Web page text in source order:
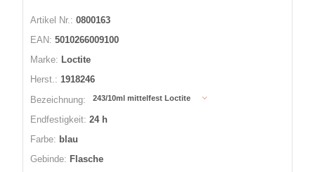
Artikel Nr.: 0800163
EAN: 5010266009100
Marke: Loctite
Herst.: 1918246
Bezeichnung:
243/10ml mittelfest Loctite
Endfestigkeit: 24 h
Farbe: blau
Gebinde: Flasche